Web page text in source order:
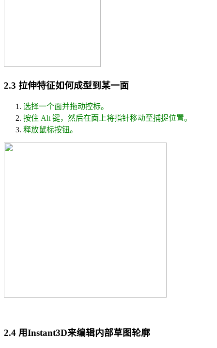
2.3 拉伸特征如何成型到某一面
选择一个面并拖动控标。
按住 Alt 键，然后在面上将指针移动至捕捉位置。
释放鼠标按钮。
2.4 用Instant3D来编辑内部草图轮廓